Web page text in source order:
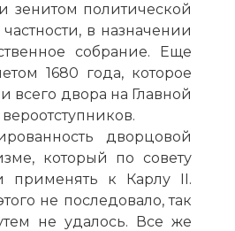
зенитом политической
в назначении
собрание. Еще
1680 года, которое
всего двора на Главной
дворцовой
который по совету
применять к Карлу II.
не последовало, так
не удалось. Все же